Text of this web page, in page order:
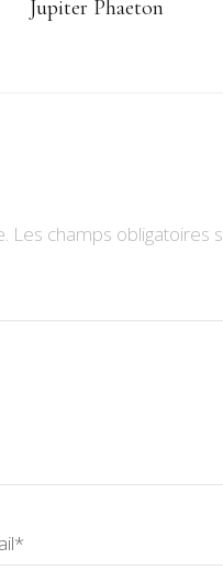
Jupiter Phaeton
Les champs obligatoires
*